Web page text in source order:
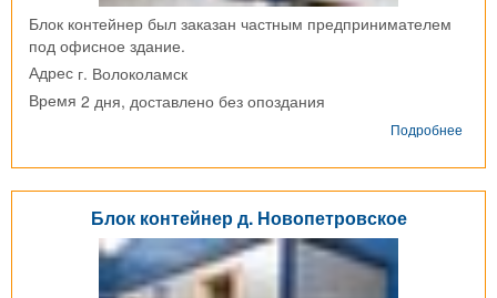
Блок контейнер был заказан частным предпринимателем
под офисное здание.
Адрес г. Волоколамск
Время 2 дня, доставлено без опоздания
Подробнее
Блок контейнер д. Новопетровское